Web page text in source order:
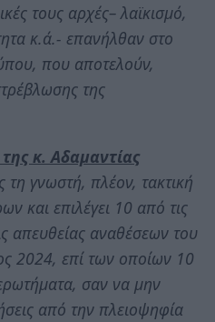
τους αρχές– λαϊκισμό,
κ.ά.- επανήλθαν στο
που αποτελούν,
της
κ. Αδαμαντίας
γνωστή, πλέον, τακτική
και επιλέγει 10 από τις
απευθείας αναθέσεων του
2024, επί των οποίων 10
σαν να μην
από την πλειοψηφία